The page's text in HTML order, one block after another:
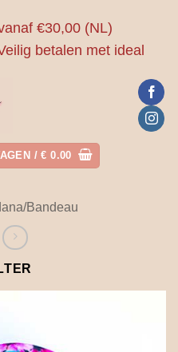
€30,00 (NL)
betalen met ideal
/€ 0.00
Bandeau